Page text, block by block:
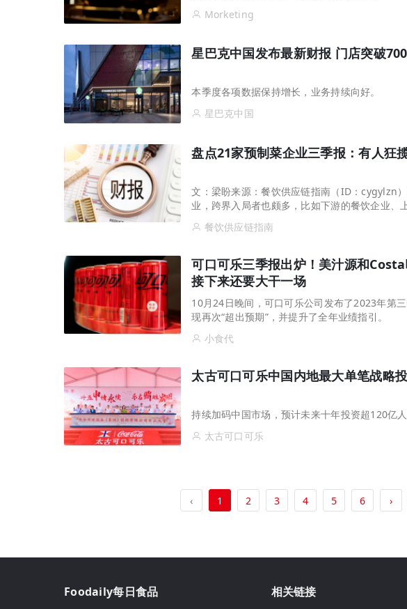
Morketing
星巴克中国发布最新财报 门店突破
本季度各项数据保持增长，业务持续向好。
星巴克中国
盘点21家预制菜企业三季报：有人狂
文：梁盼来源：餐饮供应链指南（ID：cygylzn
业，跨界入局者也颇多，比如下游的餐饮企业、
餐饮供应链指南
可口可乐三季报出炉！美汁源和
接下来还要大干一场
10月24日晚间，可口可乐公司发布了2023年第
现再次“超出预期”，并提升了全年业绩指引。
小食代
太古可口可乐中国内地最大单笔战略
持续加码中国市场，预计未来十年投资超120亿
太古可口可乐
‹ 1 2 3 4 5 6 ›
Foodaily每日食品 相关链接